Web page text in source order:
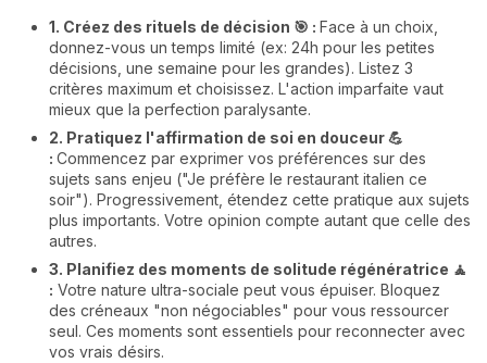
1. Créez des rituels de décision 🎯 : Face à un choix,
donnez-vous un temps limité (ex: 24h pour les petites
décisions, une semaine pour les grandes). Listez 3
critères maximum et choisissez. L'action imparfaite vaut
mieux que la perfection paralysante.
2. Pratiquez l'affirmation de soi en douceur 💪
: Commencez par exprimer vos préférences sur des
sujets sans enjeu ("Je préfère le restaurant italien ce
soir"). Progressivement, étendez cette pratique aux sujets
plus importants. Votre opinion compte autant que celle des
autres.
3. Planifiez des moments de solitude régénératrice 🧘
: Votre nature ultra-sociale peut vous épuiser. Bloquez
des créneaux "non négociables" pour vous ressourcer
seul. Ces moments sont essentiels pour reconnecter avec
vos vrais désirs.